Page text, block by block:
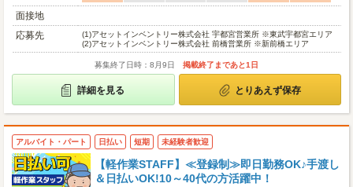
面接地
応募先
(1)アセットインベントリー株式会社 宇都宮営業所 ※東武宇都宮エリア
(2)アセットインベントリー株式会社 前橋営業所 ※新前橋エリア
募集終了日時：8月9日 掲載終了まであと1日
詳細を見る とりあえず保存
アルバイト・パート 日払い 短期 未経験者歓迎
【軽作業STAFF】≪登録制≫即日勤務OK♪手渡し
＆日払いOK!10～40代の方活躍中！